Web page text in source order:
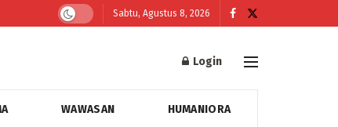
Sabtu, Agustus 8, 2026
Login
WAWASAN HUMANIORA